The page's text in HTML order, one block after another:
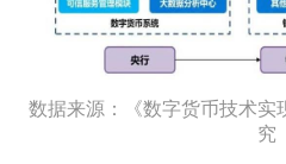
数据来源：《数字货币技术实
究